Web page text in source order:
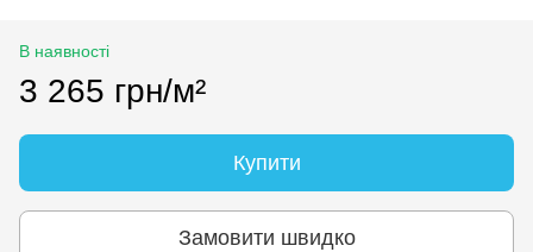
В наявності
3 265 грн/м²
Купити
Замовити швидко